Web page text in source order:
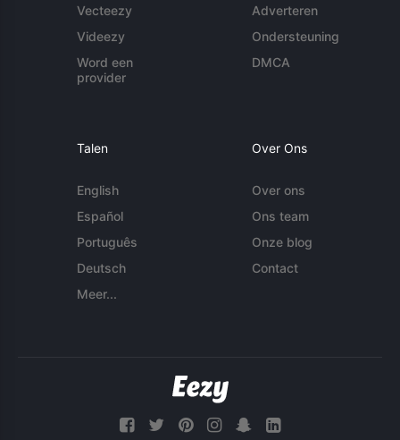
Vecteezy
Videezy
Word een
provider
Adverteren
Ondersteuning
DMCA
Talen
English
Español
Português
Deutsch
Meer...
Over Ons
Over ons
Ons team
Onze blog
Contact